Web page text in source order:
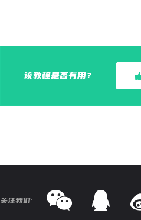
该教程是否有用？
关注我们: